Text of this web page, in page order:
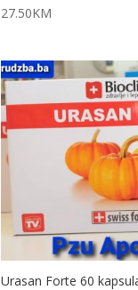
27.50KM
Urasan Forte 60